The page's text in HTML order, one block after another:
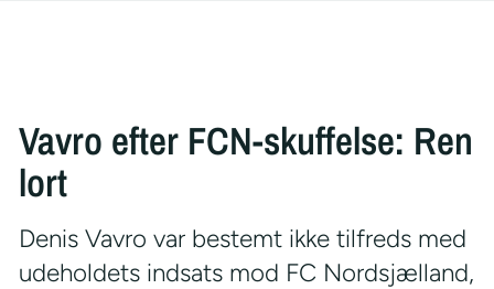
Vavro efter FCN-skuffelse: Ren
lort
Denis Vavro var bestemt ikke tilfreds med
udeholdets indsats mod FC Nordsjælland,